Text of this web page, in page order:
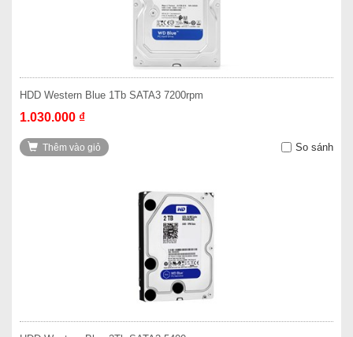
HDD Western Blue 1Tb SATA3 7200rpm
1.030.000 ₫
Thêm vào giỏ So sánh